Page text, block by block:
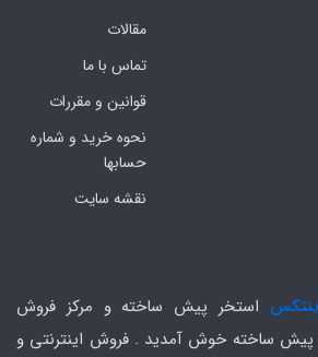
مقالات
تماس با ما
قوانین و مقررات
نحوه خرید و شماره
حسابها
نقشه سایت
استخر پیش ساخته و مرکز فروش
ساخته خوش آمدید . فروش اینترنتی و